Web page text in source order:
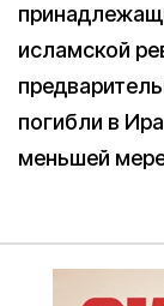
исламской
погибли в
меньшей